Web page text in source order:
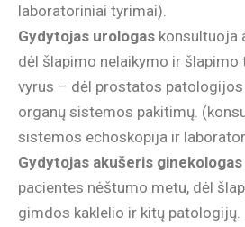
laboratoriniai tyrimai).
Gydytojas urologas konsultuoja
dėl šlapimo nelaikymo ir šlapimo
vyrus – dėl prostatos
organų sistemos pakitimų.
sistemos echoskopija ir
Gydytojas akušeris ginekologas
pacientes nėštumo metu, dėl
gimdos kaklelio ir kitų patologijų.